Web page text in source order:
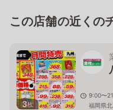
この店舗の近くの
3枚
9:00〜
福岡県